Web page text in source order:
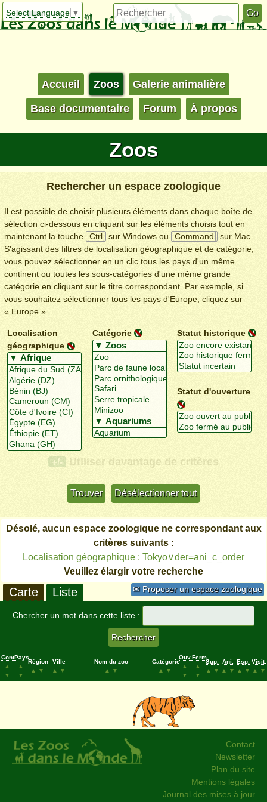
Select Language ▼
Accueil Zoos Galerie animalière
Base documentaire Forum À propos
Zoos
Rechercher un espace zoologique
Il est possible de choisir plusieurs éléments dans chaque boîte de
sélection ci-dessous en cliquant sur les éléments choisis tout en
maintenant la touche
Ctrl sur Windows ou Command
sur Mac.
S'agissant des filtres de localisation géographique et de catégorie,
vous pouvez sélectionner en un clic tous les pays d'un même
continent ou toutes les sous-catégories d'une même grande
catégorie en cliquant sur le titre correspondant. Par exemple, si
vous souhaitez sélectionner tous les pays d'Europe, cliquez sur
« Europe ».
Localisation
géographique
Catégorie Statut historique
Statut d'ouverture
+/- Utiliser davantage de critères
Désolé, aucun espace zoologique ne correspondant aux
critères suivants :
Localisation géographique : Tokyo∨der=ani_c_order
Veuillez élargir votre recherche
✉ Proposer un espace zoologique
Carte Liste
Chercher un mot dans cette liste :
Cont.
▲
▼
Pays
▲
▼
Région
▲
▼
Ville
▲
▼
Nom du zoo
▲
▼
Catégorie
▲
▼
Ouv.
▲
▼
Ferm.
▲
▼
Sup.
▲
▼
Ani.
▲
▼
Esp.
▲
▼
Visit.
▲
▼
Contact
Newsletter
Plan du site
Mentions légales
Journal des mises à jour